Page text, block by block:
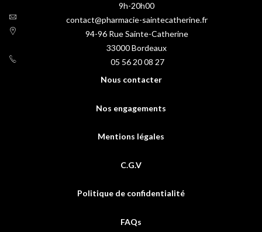
9h-20h00
contact@pharmacie-saintecatherine.fr
94-96 Rue Sainte-Catherine
33000Bordeaux
05 56 20 08 27
Nous contacter
Nos engagements
Mentions légales
C.G.V
Politique de confidentialité
FAQs